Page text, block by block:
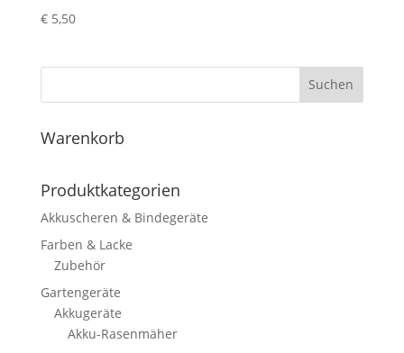
€5,50
Suchen
Warenkorb
Produktkategorien
Akkuscheren & Bindegeräte
Farben & Lacke
Zubehör
Gartengeräte
Akkugeräte
Akku-Rasenmäher